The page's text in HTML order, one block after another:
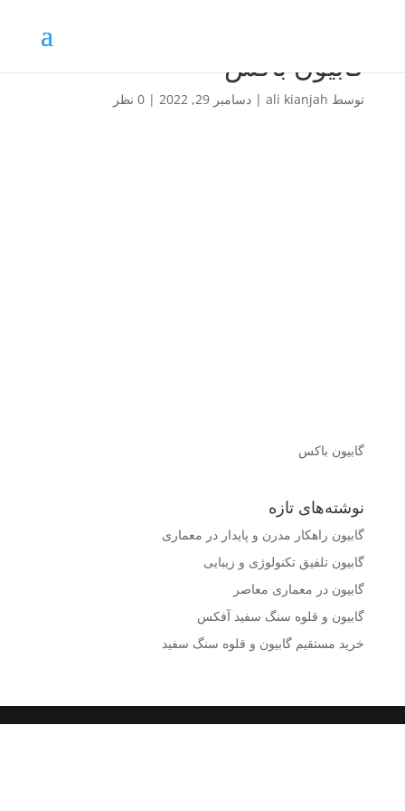
گابیون باکس
توسط ali kianjah
| دسامبر 29, 2022 | 0 نظر
گابیون باکس
نوشته‌های تازه
گابیون راهکار مدرن و پایدار در معماری
گابیون تلفیق تکنولوژی و زیبایی
گابیون در معماری معاصر
گابیون و قلوه سنگ سفید آفکس
خرید مستقیم گابیون و قلوه سنگ سفید